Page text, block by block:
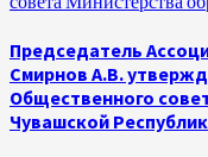
Председатель
Смирнов А.В.
Общественного
Чувашской